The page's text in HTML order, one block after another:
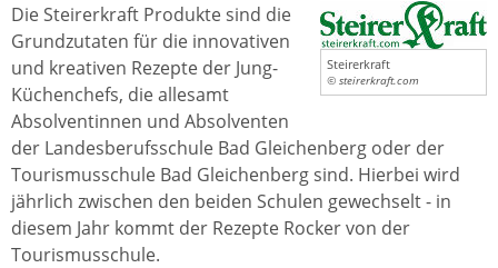
Steirerkraft
© steirerkraft.com
Die Steirerkraft Produkte sind die
Grundzutaten für die innovativen
und kreativen Rezepte der Jung-
Küchenchefs, die allesamt
Absolventinnen und Absolventen
der Landesberufsschule Bad Gleichenberg oder der
Tourismusschule Bad Gleichenberg sind. Hierbei wird
jährlich zwischen den beiden Schulen gewechselt - in
diesem Jahr kommt der Rezepte Rocker von der
Tourismusschule.